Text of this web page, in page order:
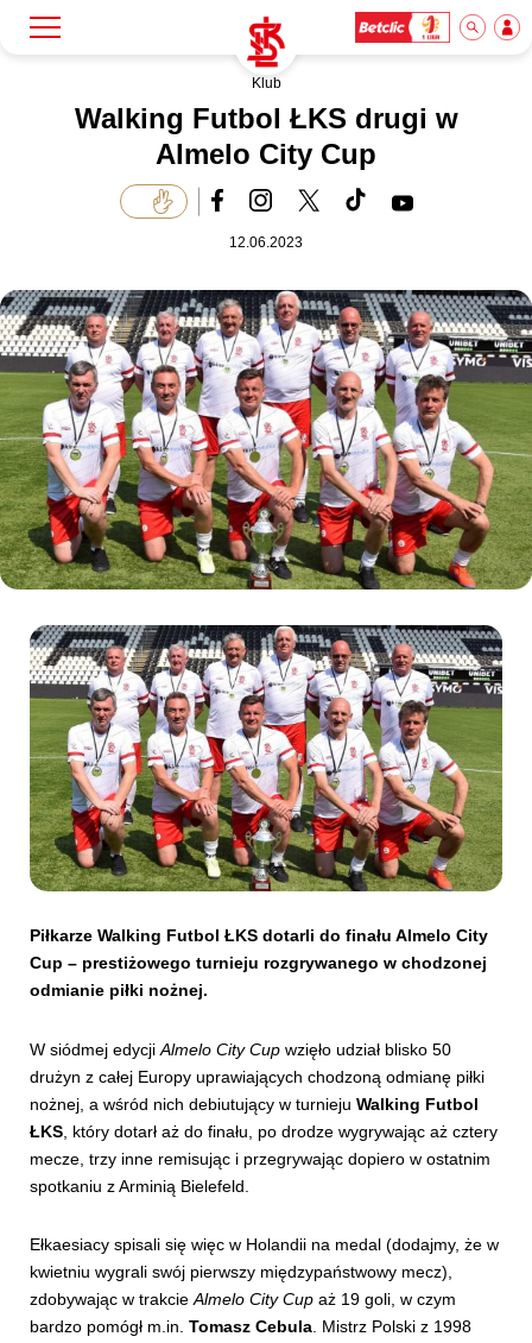
Akademia
Biznes
Dla mediów
Kibice
SKLEP KUP BILET
Klub
Walking Futbol ŁKS drugi w
Almelo City Cup
12.06.2023
Piłkarze Walking Futbol ŁKS dotarli do finału Almelo City
Cup – prestiżowego turnieju rozgrywanego w chodzonej
odmianie piłki nożnej.
W siódmej edycji Almelo City Cup wzięło udział blisko 50
drużyn z całej Europy uprawiających chodzoną odmianę piłki
nożnej, a wśród nich debiutujący w turnieju Walking Futbol
ŁKS , który dotarł aż do finału, po drodze wygrywając aż cztery
mecze, trzy inne remisując i przegrywając dopiero w ostatnim
spotkaniu z Arminią Bielefeld.
Ełkaesiacy spisali się więc w Holandii na medal (dodajmy, że w
kwietniu wygrali swój pierwszy międzypaństwowy mecz),
zdobywając w trakcie Almelo City Cup aż 19 goli, w czym
bardzo pomógł m.in. Tomasz Cebula . Mistrz Polski z 1998